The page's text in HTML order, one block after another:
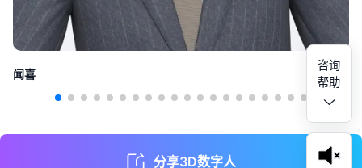
闻喜
分享3D数字人
咨询
帮助